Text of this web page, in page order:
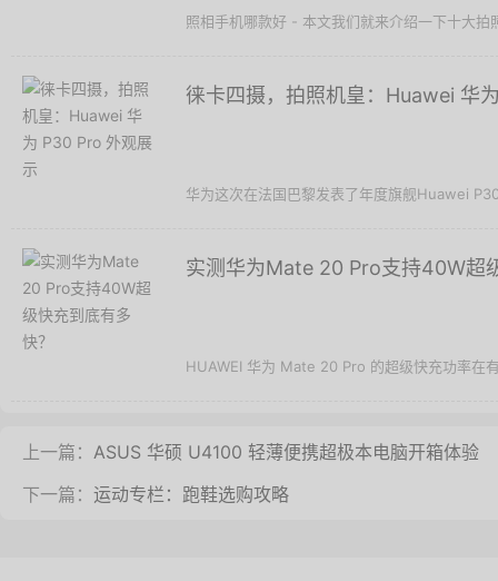
照相手机哪款好 - 本文我们就来介绍一下十大
徕卡四摄，拍照机皇：Huawei 华
华为这次在法国巴黎发表了年度旗舰Huawei
实测华为Mate 20 Pro支持40W超
HUAWEI 华为 Mate 20 Pro 的超级快充功率在
上一篇： ASUS 华硕 U4100 轻薄便携超极本电脑开箱体验
下一篇： 运动专栏：跑鞋选购攻略